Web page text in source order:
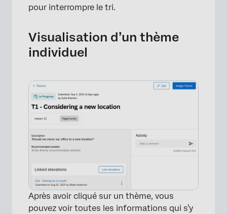
pour interrompre le tri.
Visualisation d’un thème
individuel
Après avoir cliqué sur un thème, vous
pouvez voir toutes les informations qui s’y